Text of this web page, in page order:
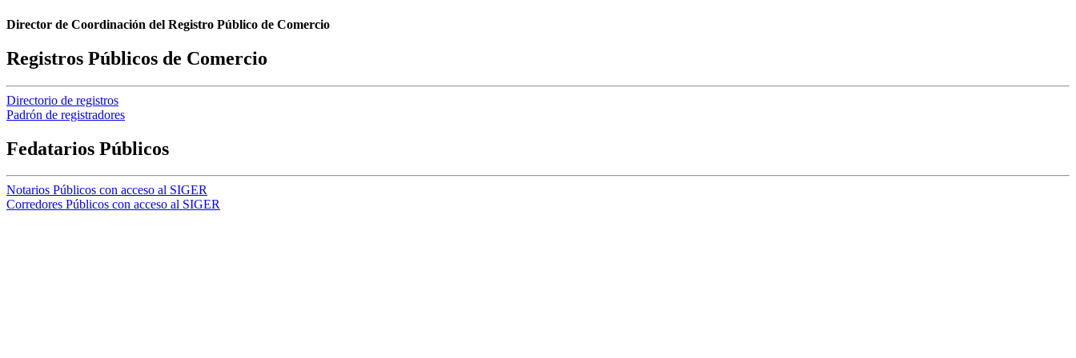
Director de Coordinación del Registro Público de Comercio
Registros Públicos de Comercio
Directorio de registros
Padrón de registradores
Fedatarios Públicos
Notarios Públicos con acceso al SIGER
Corredores Públicos con acceso al SIGER